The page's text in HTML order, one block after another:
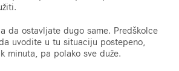
da ostavljate dugo same. Predškolce
uvodite u tu situaciju postepeno,
minuta, pa polako sve duže.